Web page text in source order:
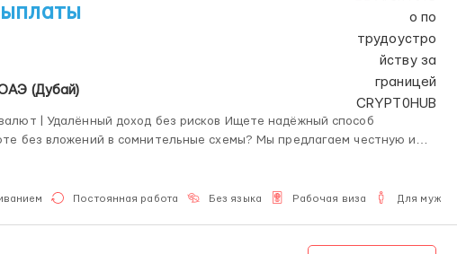
(Дубай)
доход без рисков Ищете надёжный способ
без вложений в сомнительные схемы? Мы предлагаем честную и
Постоянная работа Без языка Рабочая виза Для мужчин